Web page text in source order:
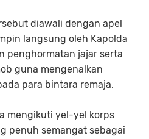
diawali dengan apel
langsung oleh Kapolda
penghormatan jajar serta
guna mengenalkan
para bintara remaja.
mengikuti yel-yel korps
penuh semangat sebagai